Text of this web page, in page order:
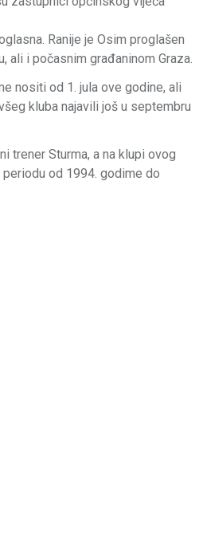
Ranije je Osim proglašen
ali i počasnim građaninom Graza.
nositi od 1. jula ove godine, ali
kluba najavili još u septembru
trener Sturma, a na klupi ovog
od 1994. godime do